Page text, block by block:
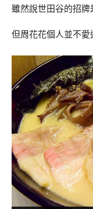
雖然說世田谷的招
但周花花個人並不